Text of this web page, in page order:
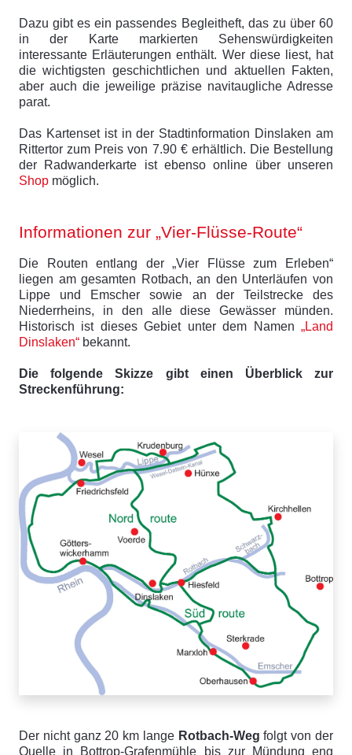
Dazu gibt es ein passendes Begleitheft, das zu über 60
in der Karte markierten Sehenswürdigkeiten
interessante Erläuterungen enthält. Wer diese liest, hat
die wichtigsten geschichtlichen und aktuellen Fakten,
aber auch die jeweilige präzise navitaugliche Adresse
parat.
Das Kartenset ist in der Stadtinformation Dinslaken am
Rittertor zum Preis von 7.90 € erhältlich. Die Bestellung
der Radwanderkarte ist ebenso online über unseren
Shop möglich.
Informationen zur „Vier-Flüsse-Route“
Die Routen entlang der „Vier Flüsse zum Erleben“
liegen am gesamten Rotbach, an den Unterläufen von
Lippe und Emscher sowie an der Teilstrecke des
Niederrheins, in den alle diese Gewässer münden.
Historisch ist dieses Gebiet unter dem Namen „Land
Dinslaken“ bekannt.
Die folgende Skizze gibt einen Überblick zur
Streckenführung:
Der nicht ganz 20 km lange Rotbach-Weg folgt von der
Quelle in Bottrop-Grafenmühle bis zur Mündung eng